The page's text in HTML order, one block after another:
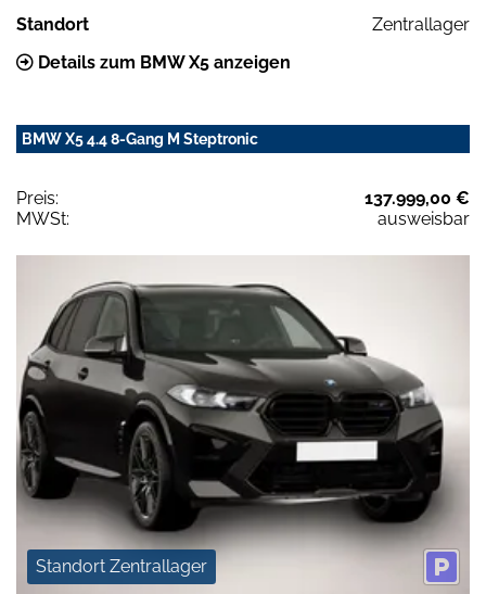
Standort
Zentrallager
Details zum BMW X5 anzeigen
BMW X5 4.4 8-Gang M Steptronic
Preis:
137.999,00 €
MWSt:
ausweisbar
Standort Zentrallager